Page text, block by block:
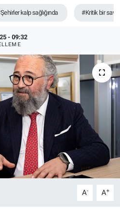
kalp sağlığında #Kritik bir
- 09:32
A- A+